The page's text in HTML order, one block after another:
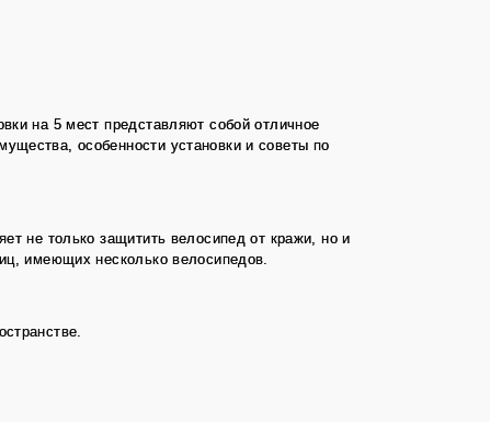
на 5 мест представляют собой отличное
особенности установки и советы по
не только защитить велосипед от кражи, но и
имеющих несколько велосипедов.